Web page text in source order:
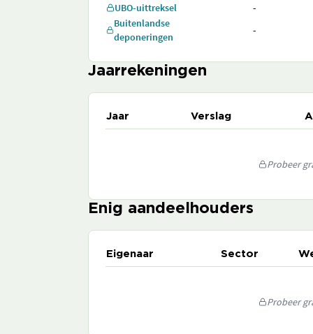
UBO-uittreksel
-
Buitenlandse
deponeringen
-
Jaarrekeningen
Jaar Verslag
Probeer
Enig aandeelhouders
Eigenaar Sector
Probeer